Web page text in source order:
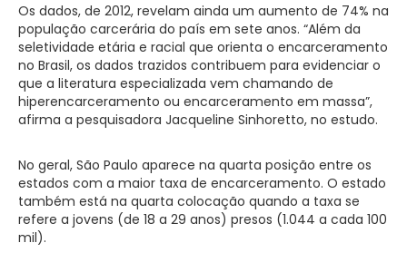
Os dados, de 2012, revelam ainda um aumento de 74% na
população carcerária do país em sete anos. “Além da
seletividade etária e racial que orienta o encarceramento
no Brasil, os dados trazidos contribuem para evidenciar o
que a literatura especializada vem chamando de
hiperencarceramento ou encarceramento em massa”,
afirma a pesquisadora Jacqueline Sinhoretto, no estudo.
No geral, São Paulo aparece na quarta posição entre os
estados com a maior taxa de encarceramento. O estado
também está na quarta colocação quando a taxa se
refere a jovens (de 18 a 29 anos) presos (1.044 a cada 100
mil).